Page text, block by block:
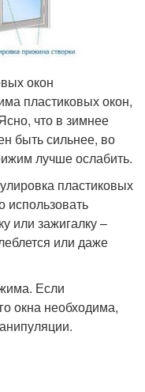
окон
пластиковых окон,
что в зимнее
быть сильнее, во
лучше ослабить.
пластиковых
использовать
или зажигалку –
или даже
Если
окна необходима,